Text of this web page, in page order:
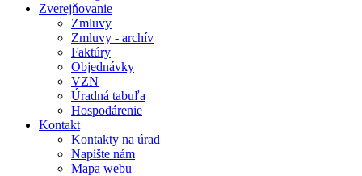
Zverejňovanie
Zmluvy
Zmluvy - archív
Faktúry
Objednávky
VZN
Úradná tabuľa
Hospodárenie
Kontakt
Kontakty na úrad
Napíšte nám
Mapa webu